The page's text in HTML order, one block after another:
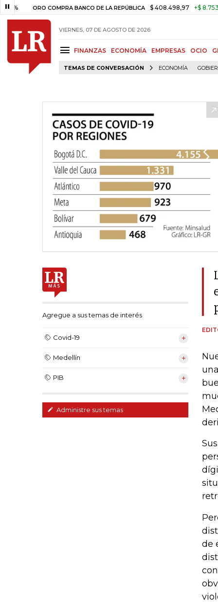
ORO COMPRA BANCO DE LA REPÚBLICA $ 408.498,97 +$ 8.753,81
VIERNES, 07 DE AGOSTO DE 2026
FINANZAS ECONOMÍA EMPRESAS OCIO
TEMAS DE CONVERSACIÓN ECONOMÍA
Agregue a sus temas de interés
Covid-19
Medellín
PIB
Administre sus temas
de